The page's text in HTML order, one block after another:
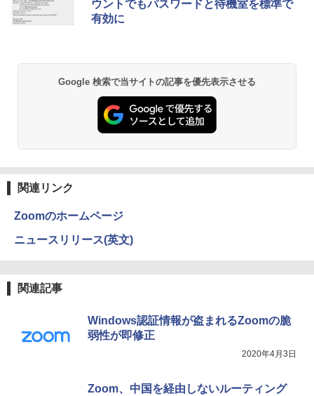
5
【1500円OFFクーポン】【テンキー&Wi
-Fi】ノートパソコン 15.6インチ SSD128
メモリ16GB 中古パソコン レノボ
￥21,800
証】20007027
26 ディスプレイ 1080P 23.8インチ 144
Hzリフレッシュレート sRGB99% 1670
￥12,580
ウントでもパスワードと待機室を標準で
有効に
Google 検索で当サイトの記事を優先表示させる
関連リンク
Zoomのホームページ
ニュースリリース(英文)
関連記事
Windows認証情報が盗まれるZoomの脆
弱性が即修正
2020年4月3日
Zoom、中国を経由しないルーティング